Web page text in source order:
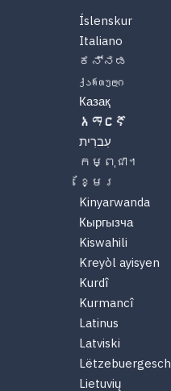
Íslenskur
Italiano
ಕನ್ನಡ
ქართული
Казақ
አማርኛ
עִברִית
កម្ពុជា។
ខ្មែរ
Kinyarwanda
Кыргызча
Kiswahili
Kreyòl ayisyen
Kurdî
Kurmancî
Latinus
Latviski
Lëtzebuergesch
Lietuvių